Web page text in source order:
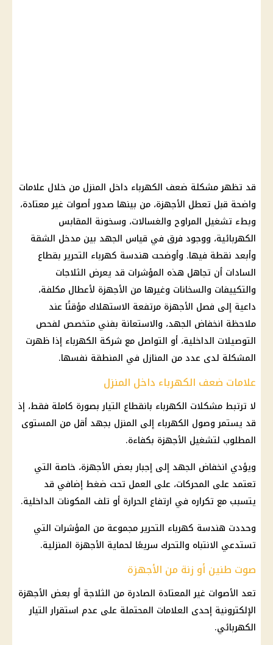
قد تظهر مشكلة ضعف الكهرباء داخل المنزل من خلال علامات
واضحة قبل تعطل الأجهزة، من بينها صدور أصوات غير معتادة،
وبطء تشغيل المراوح والغسالات، وسخونة المقابس
الكهربائية، ووجود فرق في قياس الجهد بين مدخل الشقة
وأبعد نقطة فيها. وأوضحت هندسة كهرباء التحرير بقطاع
السادات أن تجاهل هذه المؤشرات قد يعرض الثلاجات
والتكييفات والسخانات وغيرها من الأجهزة لأعطال مكلفة،
داعية إلى فصل الأجهزة مرتفعة الاستهلاك مؤقتًا عند
ملاحظة انخفاض الجهد، والاستعانة بفني متخصص لفحص
التوصيلات الداخلية، أو التواصل مع شركة الكهرباء إذا ظهرت
المشكلة لدى عدد من المنازل في المنطقة نفسها.
علامات ضعف الكهرباء داخل المنزل
لا ترتبط مشكلات الكهرباء بانقطاع التيار بصورة كاملة فقط، إذ
قد يستمر وصول الكهرباء إلى المنزل بجهد أقل من المستوى
المطلوب لتشغيل الأجهزة بكفاءة.
ويؤدي انخفاض الجهد إلى إجبار بعض الأجهزة، خاصة التي
تعتمد على المحركات، على العمل تحت ضغط إضافي قد
يتسبب مع تكراره في ارتفاع الحرارة أو تلف المكونات الداخلية.
وحددت هندسة كهرباء التحرير مجموعة من المؤشرات التي
تستدعي الانتباه والتحرك سريعًا لحماية الأجهزة المنزلية.
صوت طنين أو زنة من الأجهزة
تعد الأصوات غير المعتادة الصادرة من الثلاجة أو بعض الأجهزة
الإلكترونية إحدى العلامات المحتملة على عدم استقرار التيار
الكهربائي.